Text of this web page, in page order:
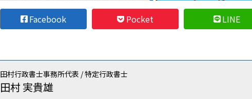
Facebook Pocket LINE
田村行政書士事務所代表 / 特定行政書士
田村 実貴雄